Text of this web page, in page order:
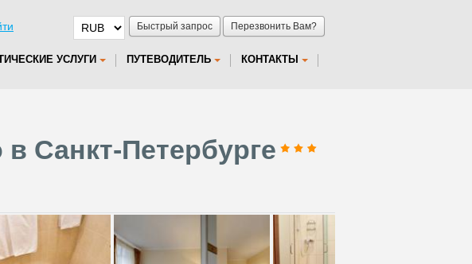
Быстрый запрос Перезвонить Вам?
УСЛУГИ ПУТЕВОДИТЕЛЬ КОНТАКТЫ
Санкт-Петербурге